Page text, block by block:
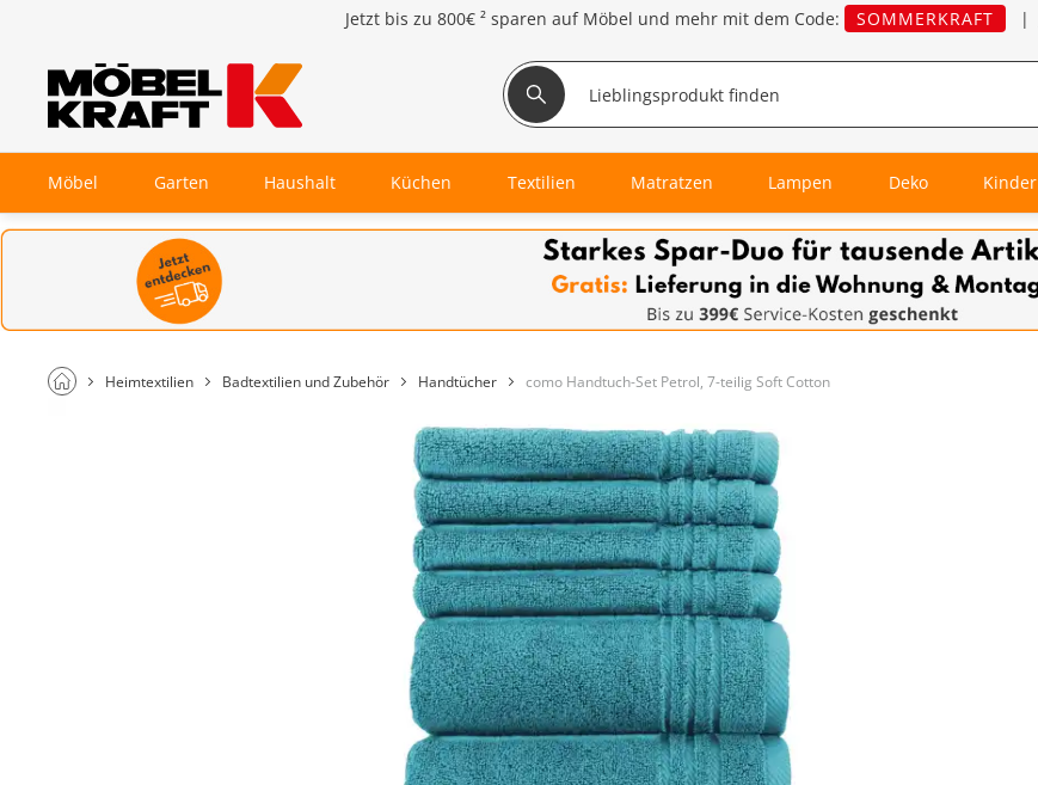
Jetzt bis zu 800€ ² sparen auf Möbel und mehr mit dem Code: SOMMERKRAFT |
Möbel Garten Haushalt Küchen Textilien Matratzen Lampen Deko Kinder
Heimtextilien Badtextilien und Zubehör Handtücher como Handtuch-Set Petrol, 7-teilig Soft Cotton